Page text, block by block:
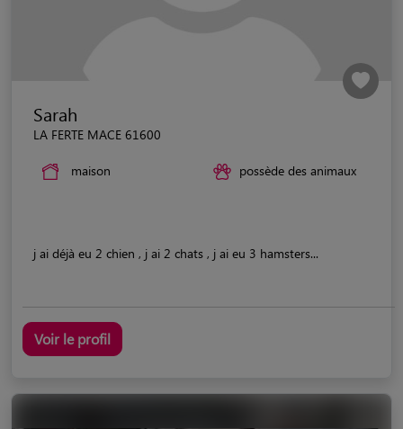
Sarah
LA FERTE MACE 61600
maison possède des animaux
j ai déjà eu 2 chien , j ai 2 chats , j ai eu 3 hamsters...
Voir le profil